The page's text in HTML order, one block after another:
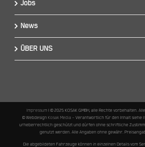
Jobs
News
ÜBER UNS
Impressum I © 2025 KOSAK GMBH, alle Rechte vorbehalten.
© Webdesign Kosak Media – Verantwortlich für den Inhalt siehe
urheberrechtlich geschützt und dürfen ohne schriftliche
genutzt werden. Alle Angaben ohne gewähr.
Die abgebildeten Fahrzeuge können in einzelnen Details vom